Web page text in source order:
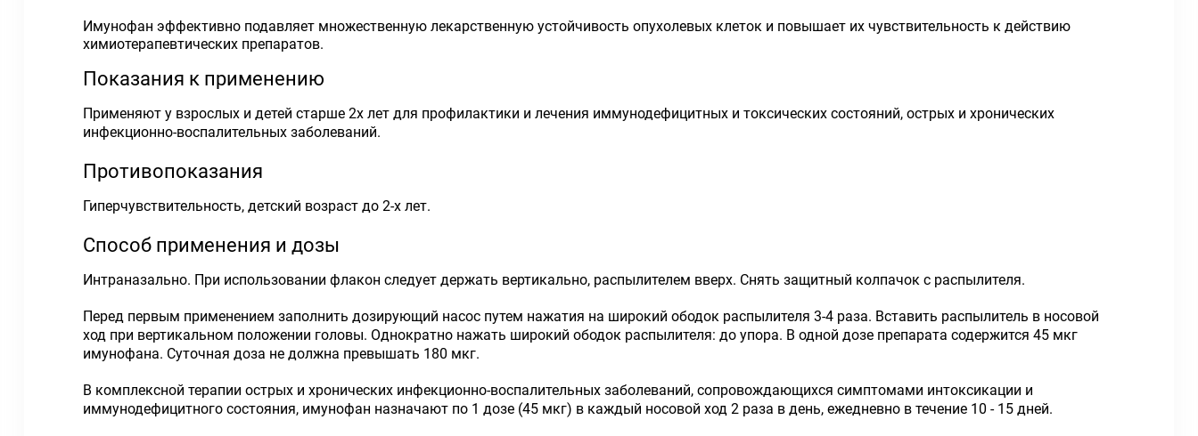
Имунофан эффективно подавляет множественную лекарственную устойчивость опухолевых клеток и повышает их чувствительность к действию
химиотерапевтических препаратов.
Показания к применению
Применяют у взрослых и детей старше 2х лет для профилактики и лечения иммунодефицитных и токсических состояний, острых и хронических
инфекционно-воспалительных заболеваний.
Противопоказания
Гиперчувствительность, детский возраст до 2-х лет.
Способ применения и дозы
Интраназально. При использовании флакон следует держать вертикально, распылителем вверх. Снять защитный колпачок с распылителя.
Перед первым применением заполнить дозирующий насос путем нажатия на широкий ободок распылителя 3-4 раза. Вставить распылитель в носовой
ход при вертикальном положении головы. Однократно нажать широкий ободок распылителя: до упора. В одной дозе препарата содержится 45 мкг
имунофана. Суточная доза не должна превышать 180 мкг.
В комплексной терапии острых и хронических инфекционно­-воспалительных заболеваний, сопровождающихся симптомами интоксикации и
иммунодефицитного состояния, имунофан назначают по 1 дозе (45 мкг) в каждый носовой ход 2 раза в день, ежедневно в течение 10 - 15 дней.